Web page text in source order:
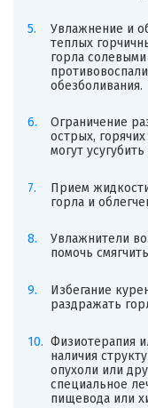
Увлажнение и
теплых
горла
обезболивания.
Ограничение
острых,
могут
Прием
горла и
Увлажнители
помочь
Избегание
раздражать
Физиотерапия
наличия
опухоли или
специальное
пищевода или